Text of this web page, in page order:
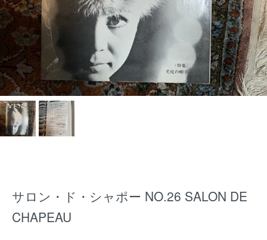
サロン・ド・シャポー NO.26 SALON DE
CHAPEAU